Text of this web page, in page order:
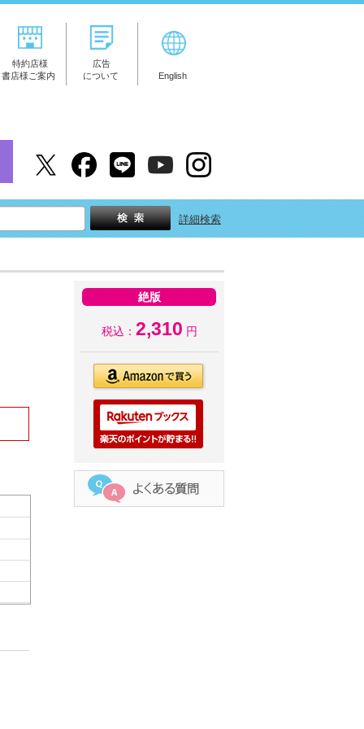
特約店様
書店様ご案内
広告
について
English
詳細検索
絶版
税込： 2,310 円